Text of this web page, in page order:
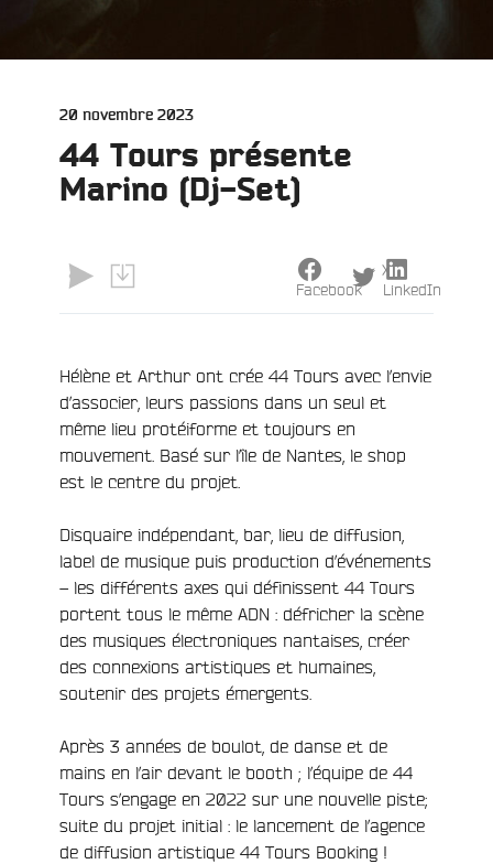
Publié
20 novembre 2023
44 Tours présente
Marino (Dj-Set)
Hélène et Arthur ont crée 44 Tours avec l’envie
d’associer, leurs passions dans un seul et
même lieu protéiforme et toujours en
mouvement. Basé sur l’île de Nantes, le shop
est le centre du projet.
Disquaire indépendant, bar, lieu de diffusion,
label de musique puis production d’événements
– les différents axes qui définissent 44 Tours
portent tous le même ADN : défricher la scène
des musiques électroniques nantaises, créer
des connexions artistiques et humaines,
soutenir des projets émergents.
Après 3 années de boulot, de danse et de
mains en l’air devant le booth ; l’équipe de 44
Tours s’engage en 2022 sur une nouvelle piste;
suite du projet initial : le lancement de l’agence
de diffusion artistique 44 Tours Booking !
Facebook
X
LinkedIn